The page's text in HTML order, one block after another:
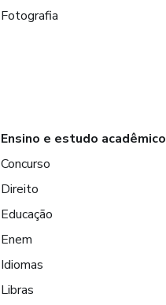
Fotografia
Ensino e estudo acadêmico
Concurso
Direito
Educação
Enem
Idiomas
Libras